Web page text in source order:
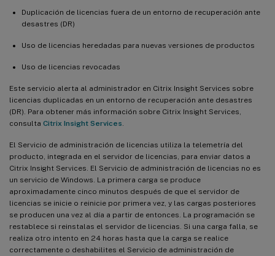
Duplicación de licencias fuera de un entorno de recuperación ante
desastres (DR)
Uso de licencias heredadas para nuevas versiones de productos
Uso de licencias revocadas
Este servicio alerta al administrador en Citrix Insight Services sobre
licencias duplicadas en un entorno de recuperación ante desastres
(DR). Para obtener más información sobre Citrix Insight Services,
consulta Citrix Insight Services
El Servicio de administración de licencias utiliza la telemetría del
producto, integrada en el servidor de licencias, para enviar datos a
Citrix Insight Services. El Servicio de administración de licencias no es
un servicio de Windows. La primera carga se produce
aproximadamente cinco minutos después de que el servidor de
licencias se inicie o reinicie por primera vez, y las cargas posteriores
se producen una vez al día a partir de entonces. La programación se
restablece si reinstalas el servidor de licencias. Si una carga falla, se
realiza otro intento en 24 horas hasta que la carga se realice
correctamente o deshabilites el Servicio de administración de